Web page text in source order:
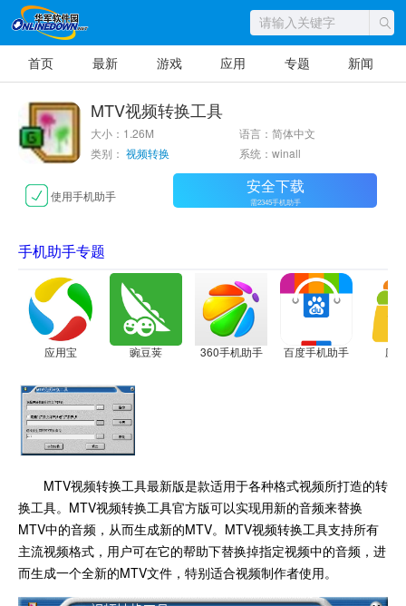
首页 最新 游戏 应用 专题 新闻
MTV视频转换工具
大小：1.26M
语言：简体中文
类别： 视频转换 系统：winall
使用手机助手 安全下载
需2345手机助手
手机助手专题
应用宝 豌豆荚 360手机助手 百度手机助手 应
MTV视频转换工具最新版是款适用于各种格式视频所打造的转
换工具。MTV视频转换工具官方版可以实现用新的音频来替换
MTV中的音频，从而生成新的MTV。MTV视频转换工具支持所有
主流视频格式，用户可在它的帮助下替换掉指定视频中的音频，进
而生成一个全新的MTV文件，特别适合视频制作者使用。